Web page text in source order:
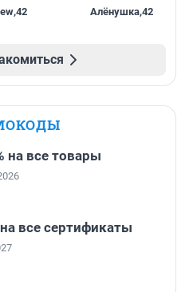
,42 Алёнушка,42
на все товары
все сертификаты